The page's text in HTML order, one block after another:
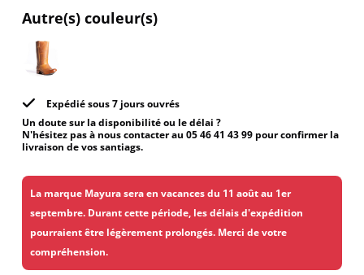
Autre(s) couleur(s)
Expédié sous 7 jours ouvrés
Un doute sur la disponibilité ou le délai ?
N'hésitez pas à nous contacter au 05 46 41 43 99 pour confirmer la
livraison de vos santiags.
La marque Mayura sera en vacances du 11 août au 1er
septembre. Durant cette période, les délais d'expédition
pourraient être légèrement prolongés. Merci de votre
compréhension.